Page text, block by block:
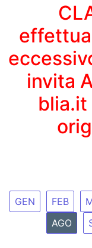
invita
blia.it
GEN FEB
AGO